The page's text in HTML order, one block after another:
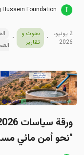
Foundation
2 يونيو،
2026
بحوث و
تقارير
"نحو أمن مائي